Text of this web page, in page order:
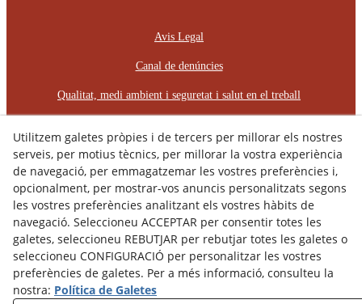
Avis Legal
Canal de denúncies
Qualitat, medi ambient i seguretat i salut en el treball
Política de Privacitat
Declaració d'Accessibilitat
Pla d'Igualtat d'Oportunitats
Protocol d'Assetjament Laboral
© 08/2026 RÈCOP RESTAURACIONS
ARQUITECTÒNIQUES, S.L. - Tots els drets reservats.
Utilitzem galetes pròpies i de tercers per millorar els nostres
serveis, per motius tècnics, per millorar la vostra experiència
de navegació, per emmagatzemar les vostres preferències i,
opcionalment, per mostrar-vos anuncis personalitzats segons
les vostres preferències analitzant els vostres hàbits de
navegació. Seleccioneu ACCEPTAR per consentir totes les
galetes, seleccioneu REBUTJAR per rebutjar totes les galetes o
seleccioneu CONFIGURACIÓ per personalitzar les vostres
preferències de galetes. Per a més informació, consulteu la
nostra: Política de Galetes